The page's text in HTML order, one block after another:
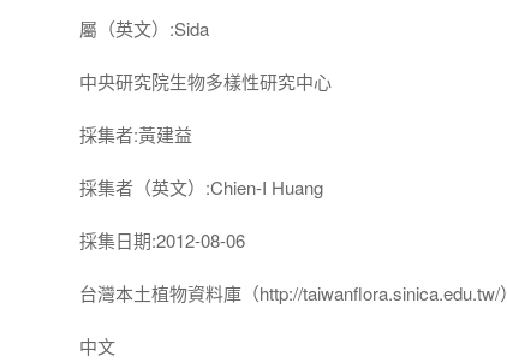
屬（英文）:Sida
中央研究院生物多樣性研究中心
採集者:黃建益
採集者（英文）:Chien-I Huang
採集日期:2012-08-06
台灣本土植物資料庫（http://taiwanflora.sinica.edu.tw/）
中文